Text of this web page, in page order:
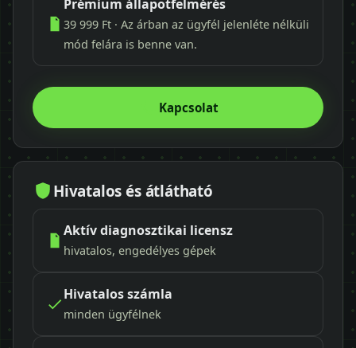
Prémium állapotfelmérés
39 999 Ft · Az árban az ügyfél jelenléte nélküli
mód felára is benne van.
Kapcsolat
Hivatalos és átlátható
Aktív diagnosztikai licensz
hivatalos, engedélyes gépek
Hivatalos számla
minden ügyfélnek